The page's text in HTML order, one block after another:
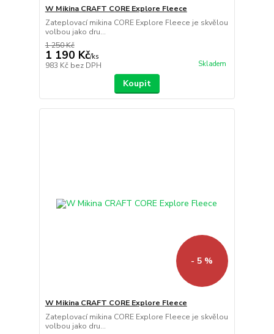
W Mikina CRAFT CORE Explore Fleece
Zateplovací mikina CORE Explore Fleece je skvělou
volbou jako dru...
1 250 Kč
1 190 Kč/ks
983 Kč bez DPH Skladem
Koupit
- 5 %
W Mikina CRAFT CORE Explore Fleece
Zateplovací mikina CORE Explore Fleece je skvělou
volbou jako dru...